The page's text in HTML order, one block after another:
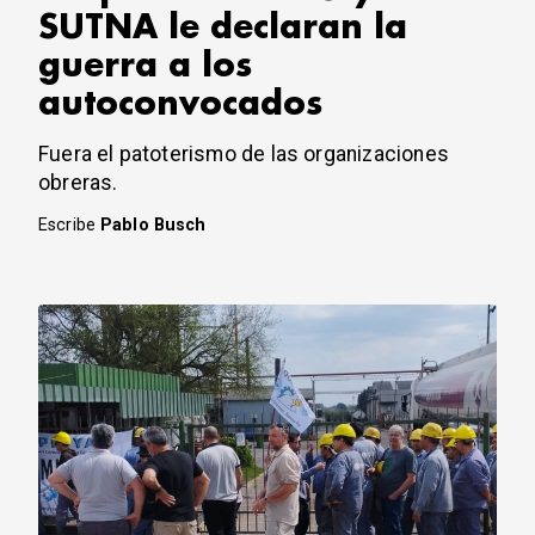
SUTNA le declaran la
guerra a los
autoconvocados
Fuera el patoterismo de las organizaciones
obreras.
Escribe Pablo Busch